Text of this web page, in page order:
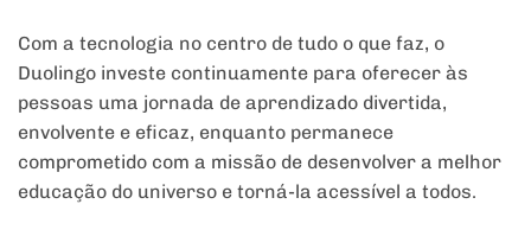
Com a tecnologia no centro de tudo o que faz, o
Duolingo investe continuamente para oferecer às
pessoas uma jornada de aprendizado divertida,
envolvente e eficaz, enquanto permanece
comprometido com a missão de desenvolver a melhor
educação do universo e torná-la acessível a todos.